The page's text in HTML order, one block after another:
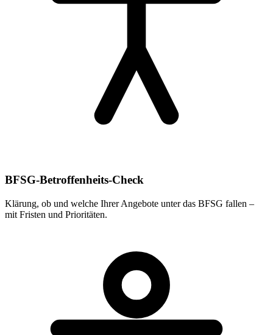
BFSG-Betroffenheits-Check
Klärung, ob und welche Ihrer Angebote unter das BFSG fallen –
mit Fristen und Prioritäten.